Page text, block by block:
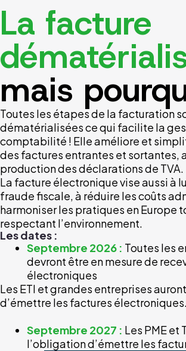
La facture
mais
Toutes les étapes de la facturation
dématérialisées ce qui facilite la
comptabilité ! Elle améliore et
des factures entrantes et sortantes,
production des déclarations de TVA.
La facture électronique vise aussi à
fraude fiscale, à réduire les coûts
harmoniser les pratiques en Europe
respectant l’environnement.
Les dates :
Septembre 2026 : Toutes les
devront être en mesure de
électroniques
Les ETI et grandes entreprises
d’émettre les factures électroniques.
Septembre 2027 : Les PME et
l’obligation d’émettre les